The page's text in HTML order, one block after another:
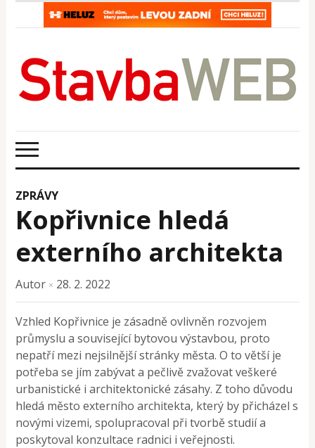
ZPRÁVY
Kopřivnice hledá
externího architekta
Autor × 28. 2. 2022
Vzhled Kopřivnice je zásadně ovlivněn rozvojem
průmyslu a související bytovou výstavbou, proto
nepatří mezi nejsilnější stránky města. O to větší je
potřeba se jím zabývat a pečlivě zvažovat veškeré
urbanistické i architektonické zásahy. Z toho důvodu
hledá město externího architekta, který by přicházel s
novými vizemi, spolupracoval při tvorbě studií a
poskytoval konzultace radnici i veřejnosti.